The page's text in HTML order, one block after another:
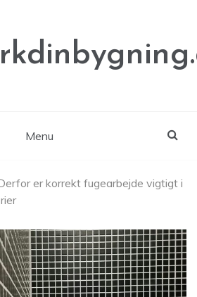
Menu
er korrekt fugearbejde vigtigt i